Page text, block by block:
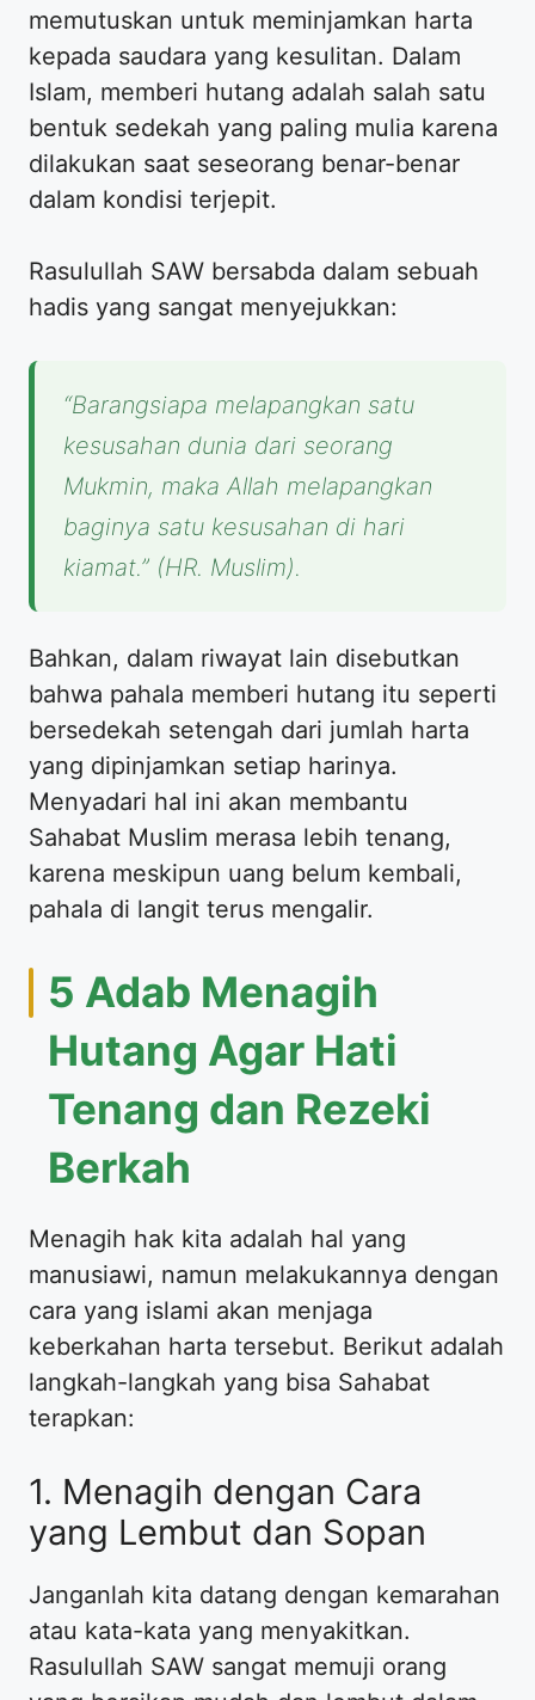
memutuskan untuk meminjamkan harta
kepada saudara yang kesulitan. Dalam
Islam, memberi hutang adalah salah satu
bentuk sedekah yang paling mulia karena
dilakukan saat seseorang benar-benar
dalam kondisi terjepit.
Rasulullah SAW bersabda dalam sebuah
hadis yang sangat menyejukkan:
“Barangsiapa melapangkan satu
kesusahan dunia dari seorang
Mukmin, maka Allah melapangkan
baginya satu kesusahan di hari
kiamat.” (HR. Muslim).
Bahkan, dalam riwayat lain disebutkan
bahwa pahala memberi hutang itu seperti
bersedekah setengah dari jumlah harta
yang dipinjamkan setiap harinya.
Menyadari hal ini akan membantu
Sahabat Muslim merasa lebih tenang,
karena meskipun uang belum kembali,
pahala di langit terus mengalir.
5 Adab Menagih
Hutang Agar Hati
Tenang dan Rezeki
Berkah
Menagih hak kita adalah hal yang
manusiawi, namun melakukannya dengan
cara yang islami akan menjaga
keberkahan harta tersebut. Berikut adalah
langkah-langkah yang bisa Sahabat
terapkan:
1. Menagih dengan Cara
yang Lembut dan Sopan
Janganlah kita datang dengan kemarahan
atau kata-kata yang menyakitkan.
Rasulullah SAW sangat memuji orang